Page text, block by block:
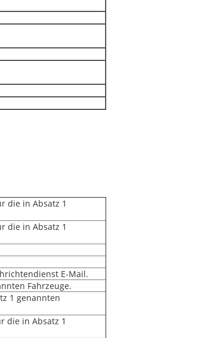
die in Absatz 1
die in Absatz 1
E-Mail.
Fahrzeuge.
1 genannten
die in Absatz 1